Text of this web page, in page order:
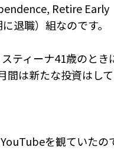
Retire Early
退職）組なのです。
ティーナ41歳のとき
間は新たな投資はし
を観ていたの